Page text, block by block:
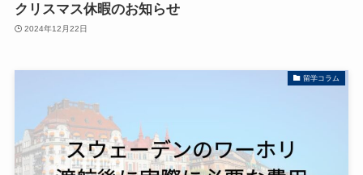
クリスマス休暇のお知らせ
2024年12月22日
留学コラム